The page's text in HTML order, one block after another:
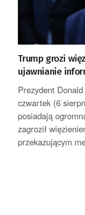
Trump grozi
ujawnianie
uszczuplonych
Prezydent
czwartek (6
posiadają
zagroził
przekazującym